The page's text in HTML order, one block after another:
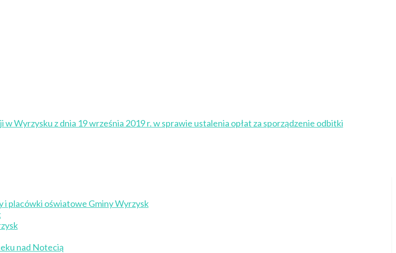
z obiektów
Wyrzysku z dnia 19 września 2019 r. w sprawie ustalenia opłat za sporządzenie odbitki
i placówki oświatowe Gminy Wyrzysk
nad Notecią